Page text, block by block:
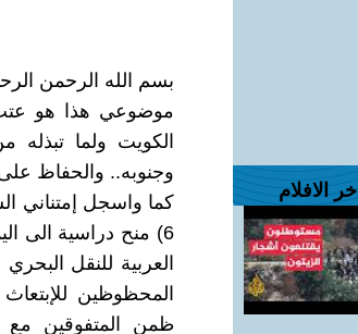
اخر الافلام
بسم الله الرحمن
موضوعي هذا هو عتب
الكويت ولما
وجنوبه.. والحفاظ
كما واسجل إمتناني
العربية للنقل
المحظوظين للإبتعاث
ظمن المتفوقين مع